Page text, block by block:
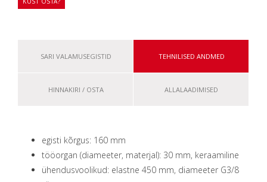
SARI VALAMUSEGISTID TEHNILISED ANDMED
HINNAKIRI / OSTA ALLALAADIMISED
egisti kõrgus: 160 mm
tööorgan (diameeter, materjal): 30 mm, keraamiline
ühendusvoolikud: elastne 450 mm, diameeter G3/8